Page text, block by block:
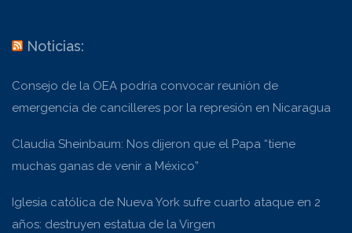
Noticias:
Consejo de la OEA podría convocar reunión de
emergencia de cancilleres por la represión en Nicaragua
Claudia Sheinbaum: Nos dijeron que el Papa “tiene
muchas ganas de venir a México”
Iglesia católica de Nueva York sufre cuarto ataque en 2
años: destruyen estatua de la Virgen